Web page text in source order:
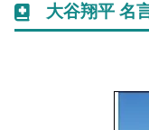
大谷翔平 名